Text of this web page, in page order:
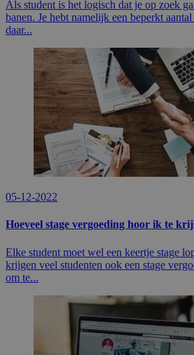
Als student is het logisch dat je op zoek
banen. Je hebt namelijk een beperkt
daar...
05-12-2022
Hoeveel stage vergoeding hoor ik te
Elke student moet wel een keertje stage
krijgen veel studenten ook een stage
om te...